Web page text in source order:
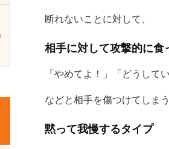
断れないことに対して、
相手に対して攻撃的に食
「やめてよ！」「どうして
などと相手を傷つけてしま
黙って我慢するタイプ